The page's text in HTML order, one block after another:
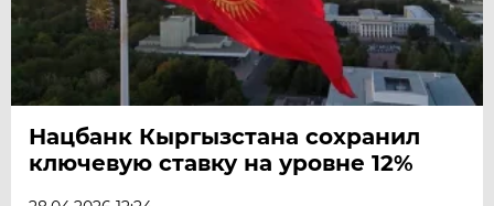
Нацбанк Кыргызстана сохранил
ключевую ставку на уровне 12%